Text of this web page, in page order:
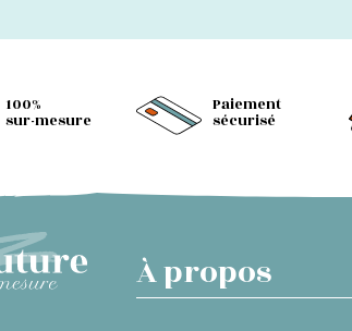
100%
sur-mesure
Paiement
sécurisé
À propos